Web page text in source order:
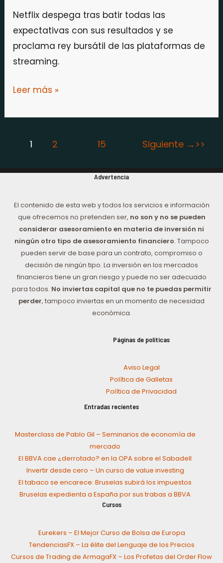
Netflix despega tras batir todas las
expectativas con sus resultados y se
proclama rey bursátil de las plataformas de
streaming.
Leer más »
1 2 15 Siguiente →
Advertencia
El contenido de esta web y todos los servicios e información
que ofrecemos no pretenden ser, no son y no se pueden
considerar asesoramiento en materia de inversión ni
ningún otro tipo de asesoramiento financiero. Tampoco
pueden servir de base para un contrato, compromiso o
decisión de ningún tipo. La inversión en los mercados
financieros tiene un gran riesgo y puede no ser adecuado
para todos. No inviertas capital que no te puedas permitir
perder, tampoco inviertas en un momento de necesidad
económica.
Páginas de políticas
Aviso Legal
Política de Galletas
Política de Privacidad
Entradas recientes
Masterclass de Pablo Gil – Seminarios de economía de
mercado
El BBVA cae ¿derrotado? en la OPA sobre el Sabadell
Invertir desde cero – Un curso de value investing
El tabaco se encarece: Bruselas subirá los impuestos
Bruselas expedienta a España por sus trabas a BBVA
Cursos
Eurekers – El Mejor Curso de Bolsa de Europa
TendenciasFX – La élite del Lenguaje de los Precios
Cursos de Trading de ArmagaFX – Los Profetas del Order Flow